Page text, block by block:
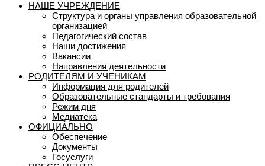
НАШЕ УЧРЕЖДЕНИЕ
Структура и органы управления образовательной
организацией
Педагогический состав
Наши достижения
Вакансии
Направления деятельности
РОДИТЕЛЯМ И УЧЕНИКАМ
Информация для родителей
Образовательные стандарты и требования
Режим дня
Медиатека
ОФИЦИАЛЬНО
Обеспечение
Документы
Госуслуги